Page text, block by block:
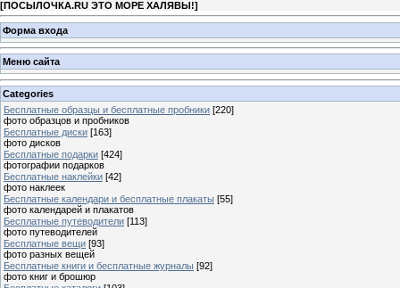
[ПОСЫЛОЧКА.RU ЭТО МОРЕ ХАЛЯВЫ!]
Форма входа
Меню сайта
Categories
Бесплатные образцы и бесплатные пробники [220]
фото образцов и пробников
Бесплатные диски [163]
фото дисков
Бесплатные подарки [424]
фотографии подарков
Бесплатные наклейки [42]
фото наклеек
Бесплатные календари и бесплатные плакаты [55]
фото календарей и плакатов
Бесплатные путеводители [113]
фото путеводителей
Бесплатные вещи [93]
фото разных вещей
Бесплатные книги и бесплатные журналы [92]
фото книг и брошюр